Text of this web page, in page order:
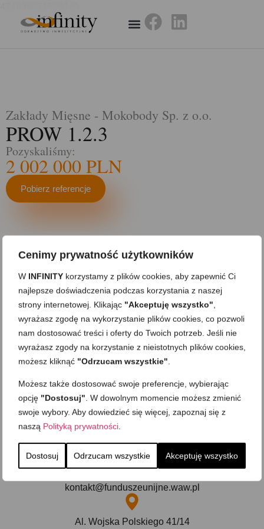
Cenimy prywatność użytkowników
W INFINITY korzystamy z plików cookies, aby zapewnić Ci
najlepsze doświadczenia podczas korzystania z naszej
strony internetowej. Klikając "Akceptuję wszystko",
wyrażasz zgodę na wykorzystanie plików cookies, co pozwoli
nam dostosować treści i oferty do Twoich potrzeb. Jeśli nie
wyrażasz zgody na korzystanie z nieistotnych plików cookies,
możesz kliknąć "Odrzucam wszystkie".
Możesz także dostosować swoje preferencje, wybierając
opcję "Dostosuj". W dowolnym momencie możesz zmienić
swoje wybory. Aby dowiedzieć się więcej, zapoznaj się z
naszą Polityką prywatności.
Dostosuj Odrzucam wszystkie Akceptuję wszystko
Zakłady Mięsne - Mokobody Sp. z o.o.
PROW 1.2.3
Pozyskaliśmy:
2 002 000 PLN
Pobierz referencje
środowisko oraz usprawnienie transportu zwierząt i
produktów uboju do odbiorców.
+48 575 548 913
kontakt@funduszeunijne.waw.pl
Al. Wojska Polskiego 41/14